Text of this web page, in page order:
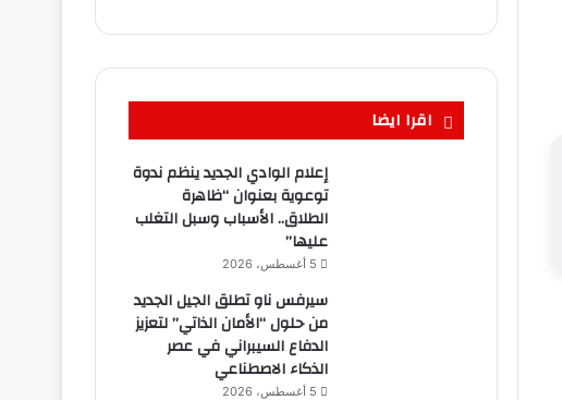
اقرا ايضا
إعلام الوادي الجديد ينظم ندوة
توعوية بعنوان “ظاهرة
الطلاق.. الأسباب وسبل التغلب
عليها”
5 أغسطس، 2026
سيرفس ناو تطلق الجيل الجديد
من حلول “الأمان الذاتي” لتعزيز
الدفاع السيبراني في عصر
الذكاء الاصطناعي
5 أغسطس، 2026